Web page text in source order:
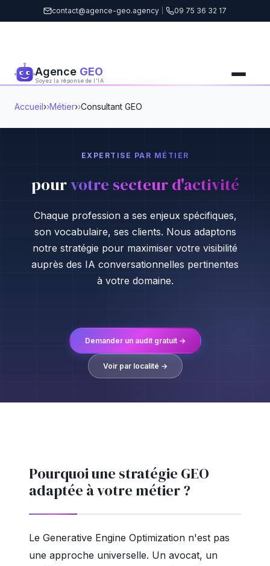
contact@agence-geo.agency 09 75 36 32 17
Agence GEO
Soyez la réponse de l'IA
Accueil› Métier› Consultant GEO
EXPERTISE PAR MÉTIER
pourvotre secteur d'activité
Chaque profession a ses enjeux spécifiques,
son vocabulaire, ses clients. Nous adaptons
notre stratégie pour maximiser votre visibilité
auprès des IA conversationnelles pertinentes
à votre domaine.
Demander un audit gratuit →
Voir par localité →
Pourquoi une stratégie GEO
adaptée à votre métier ?
Le Generative Engine Optimization n'est pas
une approche universelle. Un avocat, un